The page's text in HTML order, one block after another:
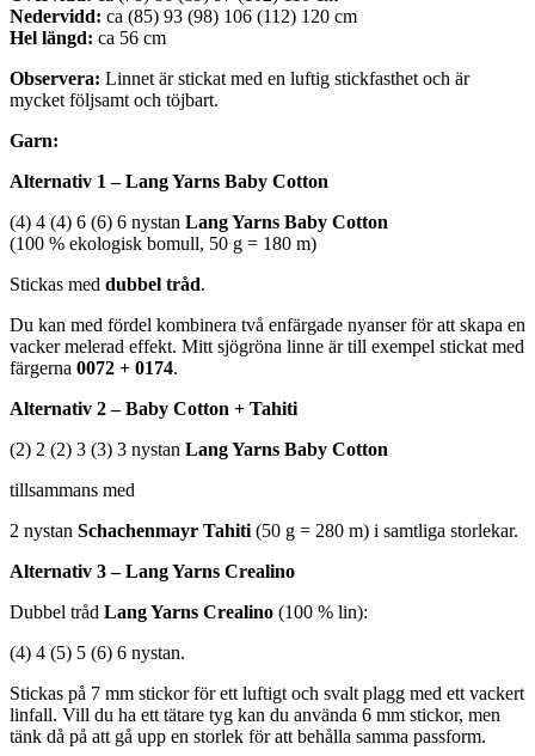
Nedervidd: ca (85) 93 (98) 106 (112) 120 cm
Hel längd: ca 56 cm
Observera: Linnet är stickat med en luftig stickfasthet och är
mycket följsamt och töjbart.
Garn:
Alternativ 1 – Lang Yarns Baby Cotton
(4) 4 (4) 6 (6) 6 nystan Lang Yarns Baby Cotton
(100 % ekologisk bomull, 50 g = 180 m)
Stickas med dubbel tråd.
Du kan med fördel kombinera två enfärgade nyanser för att skapa en
vacker melerad effekt. Mitt sjögröna linne är till exempel stickat med
färgerna 0072 + 0174.
Alternativ 2 – Baby Cotton + Tahiti
(2) 2 (2) 3 (3) 3 nystan Lang Yarns Baby Cotton
tillsammans med
2 nystan Schachenmayr Tahiti (50 g = 280 m) i samtliga storlekar.
Alternativ 3 – Lang Yarns Crealino
Dubbel tråd Lang Yarns Crealino (100 % lin):
(4) 4 (5) 5 (6) 6 nystan.
Stickas på 7 mm stickor för ett luftigt och svalt plagg med ett vackert
linfall. Vill du ha ett tätare tyg kan du använda 6 mm stickor, men
tänk då på att gå upp en storlek för att behålla samma passform.